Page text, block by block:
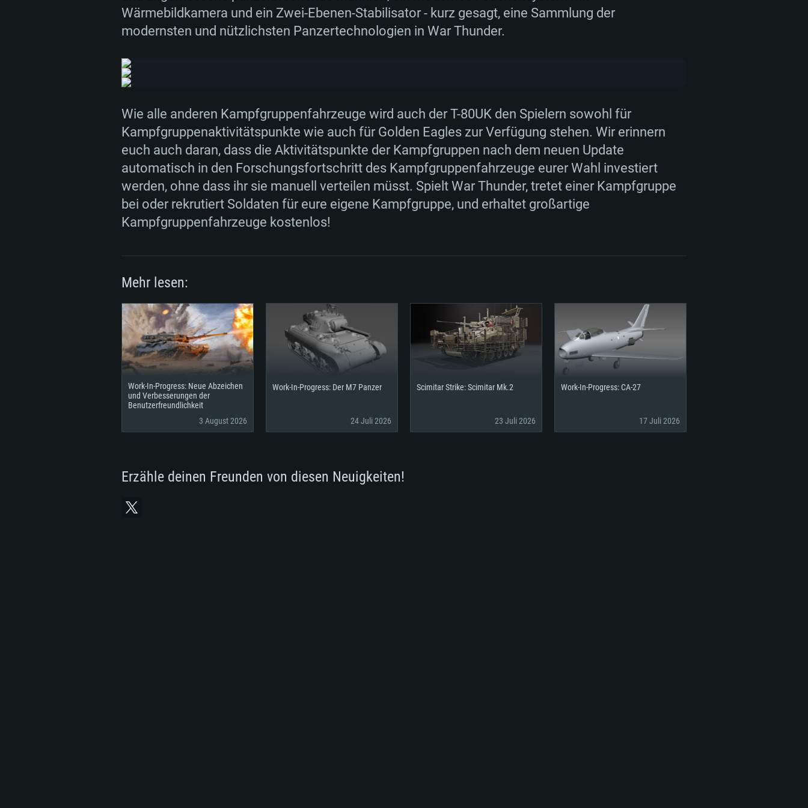
Wärmebildkamera und ein Zwei-Ebenen-Stabilisator - kurz gesagt, eine Sammlung der
modernsten und nützlichsten Panzertechnologien in War Thunder.
Wie alle anderen Kampfgruppenfahrzeuge wird auch der T-80UK den Spielern sowohl für
Kampfgruppenaktivitätspunkte wie auch für Golden Eagles zur Verfügung stehen. Wir erinnern
euch auch daran, dass die Aktivitätspunkte der Kampfgruppen nach dem neuen Update
automatisch in den Forschungsfortschritt des Kampfgruppenfahrzeuge eurer Wahl investiert
werden, ohne dass ihr sie manuell verteilen müsst. Spielt War Thunder, tretet einer Kampfgruppe
bei oder rekrutiert Soldaten für eure eigene Kampfgruppe, und erhaltet großartige
Kampfgruppenfahrzeuge kostenlos!
Mehr lesen:
Work-In-Progress: Neue Abzeichen
und Verbesserungen der
Benutzerfreundlichkeit
3 August 2026
Work-In-Progress: Der M7 Panzer
24 Juli 2026
Scimitar Strike: Scimitar Mk.2
23 Juli 2026
Work-In-Progress: CA-27
17 Juli 2026
Erzähle deinen Freunden von diesen Neuigkeiten!